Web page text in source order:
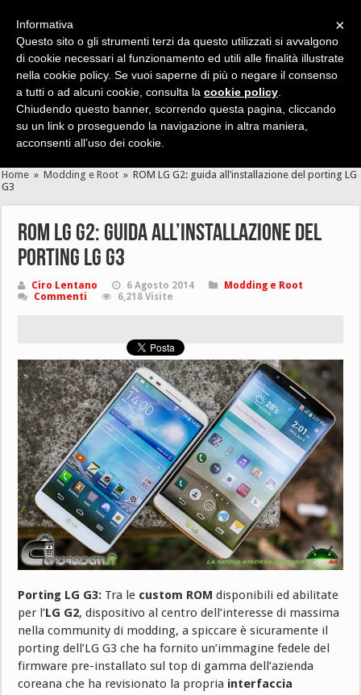
Cerca velocemente news, recensioni, guide, app, giochi ...
Home » Modding e Root » ROM LG G2: guida all’installazione del porting LG
G3
ROM LG G2: guida all’installazione del
porting LG G3
Ciro Lentano 6 Agosto 2014
Modding e Root
Commenti
6,218 Visite
Porting LG G3: Tra le custom ROM disponibili ed abilitate
per l’LG G2, dispositivo al centro dell’interesse di massima
nella community di modding, a spiccare è sicuramente il
porting dell’LG G3 che ha fornito un’immagine fedele del
firmware pre-installato sul top di gamma dell’azienda
coreana che ha revisionato la propria interfaccia
×
Informativa
Questo sito o gli strumenti terzi da questo utilizzati si avvalgono
di cookie necessari al funzionamento ed utili alle finalità illustrate
nella cookie policy. Se vuoi saperne di più o negare il consenso
a tutti o ad alcuni cookie, consulta la cookie policy
Chiudendo questo banner, scorrendo questa pagina, cliccando
su un link o proseguendo la navigazione in altra maniera,
acconsenti all’uso dei cookie.